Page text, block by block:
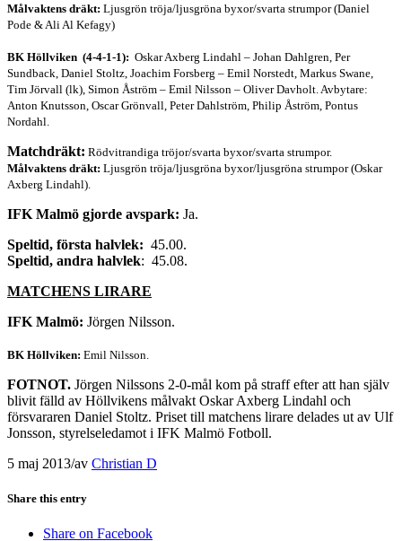
Målvaktens dräkt: Ljusgrön tröja/ljusgröna byxor/svarta strumpor (Daniel
Pode & Ali Al Kefagy)
BK Höllviken (4-4-1-1): Oskar Axberg Lindahl – Johan Dahlgren, Per
Sundback, Daniel Stoltz, Joachim Forsberg – Emil Norstedt, Markus Swane,
Tim Jörvall (lk), Simon Åström – Emil Nilsson – Oliver Davholt. Avbytare:
Anton Knutsson, Oscar Grönvall, Peter Dahlström, Philip Åström, Pontus
Nordahl.
Matchdräkt: Rödvitrandiga tröjor/svarta byxor/svarta strumpor.
Målvaktens dräkt: Ljusgrön tröja/ljusgröna byxor/ljusgröna strumpor (Oskar
Axberg Lindahl).
IFK Malmö gjorde avspark: Ja.
Speltid, första halvlek: 45.00.
Speltid, andra halvlek: 45.08.
MATCHENS LIRARE
IFK Malmö: Jörgen Nilsson.
BK Höllviken: Emil Nilsson.
FOTNOT. Jörgen Nilssons 2-0-mål kom på straff efter att han själv
blivit fälld av Höllvikens målvakt Oskar Axberg Lindahl och
försvararen Daniel Stoltz. Priset till matchens lirare delades ut av Ulf
Jonsson, styrelseledamot i IFK Malmö Fotboll.
5 maj 2013/av Christian D
Share this entry
Share on Facebook